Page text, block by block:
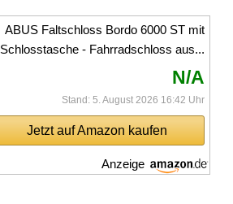
ABUS Faltschloss Bordo 6000 ST mit
Schlosstasche - Fahrradschloss aus...
N/A
Stand: 5. August 2026 16:42 Uhr
Jetzt auf Amazon kaufen
Anzeige